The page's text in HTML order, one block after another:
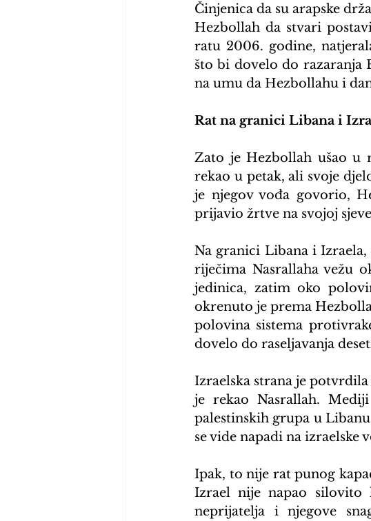
Činjenica da su arapske
Hezbollah da stvari
ratu 2006. godine,
što bi dovelo do razaranja
na umu da Hezbollahu i
Rat na granici Libana i
Zato je Hezbollah ušao u
rekao u petak, ali svoje
je njegov vođa govorio,
prijavio žrtve na svojoj
Na granici Libana i
riječima Nasrallaha vežu
jedinica, zatim oko
okrenuto je prema
polovina sistema
dovelo do raseljavanja
Izraelska strana je
je rekao Nasrallah.
palestinskih grupa u
se vide napadi na izraelske
Ipak, to nije rat punog
Izrael nije napao silovito
neprijatelja i njegove